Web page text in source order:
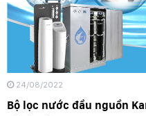
24/08/2022
Bộ lọc nước đầu nguồn